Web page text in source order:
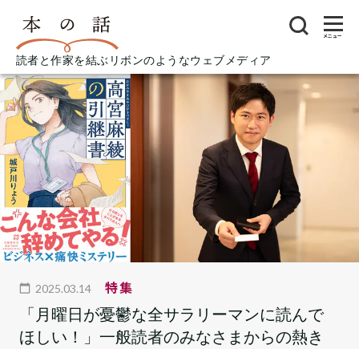
読者と作家を結ぶリボンのようなウェブメディア
メニュー
2025.03.14 特集
「月曜日が憂鬱な全サラリーマンに読んで
ほしい！」一般読者のみなさまからの熱き